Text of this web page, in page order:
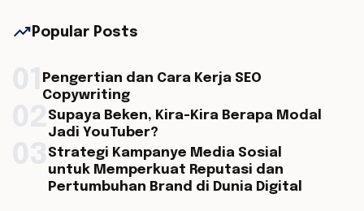
trending_up Popular Posts
Pengertian dan Cara Kerja SEO
Copywriting
Supaya Beken, Kira-Kira Berapa Modal
Jadi YouTuber?
Strategi Kampanye Media Sosial
untuk Memperkuat Reputasi dan
Pertumbuhan Brand di Dunia Digital